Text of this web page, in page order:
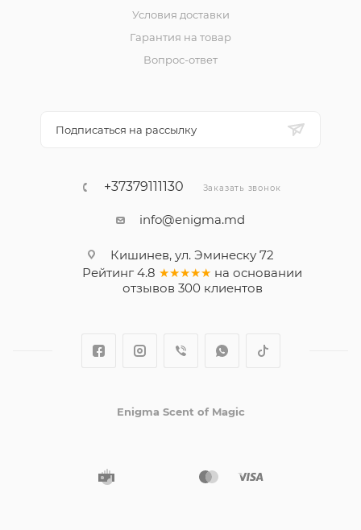
Условия доставки
Гарантия на товар
Вопрос-ответ
Подписаться на рассылку
+37379111130 Заказать звонок
info@enigma.md
Кишинев, ул. Эминеску 72
Рейтинг 4.8 ★★★★★ на основании
отзывов 300клиентов
Enigma Scent of Magic